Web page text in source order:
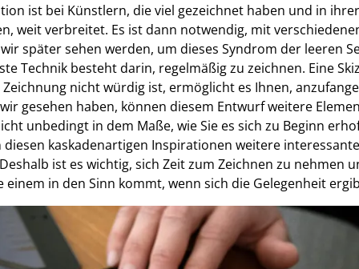
ist bei Künstlern, die viel gezeichnet haben und in
weit verbreitet. Es ist dann notwendig, mit
später sehen werden, um dieses Syndrom der leeren
Technik besteht darin, regelmäßig zu zeichnen. Eine
nicht würdig ist, ermöglicht es Ihnen,
gesehen haben, können diesem Entwurf weitere
unbedingt in dem Maße, wie Sie es sich zu Beginn
diesen kaskadenartigen Inspirationen weitere
ist es wichtig, sich Zeit zum Zeichnen zu nehmen
einem in den Sinn kommt, wenn sich die Gelegenheit